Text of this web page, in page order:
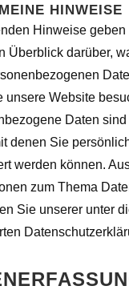
HINWEISE
Hinweise geben
Überblick darüber,
unsere Website
Daten
denen Sie
werden können.
zum Thema
Sie unserer unter